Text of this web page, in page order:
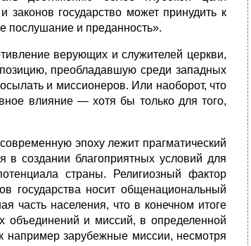
государство может принудить к
послушание и преданность».
верующих и служителей церкви,
преобладавшую среди западных
и миссионеров. Или наоборот, что
влияние — хотя бы только для того,
эпоху лежит прагматический
в создании благоприятных условий для
страны. Религиозный фактор
государства носит общенациональный
часть населения, что в конечном итоге
объединений и миссий, в определенной
например зарубежные миссии, несмотря